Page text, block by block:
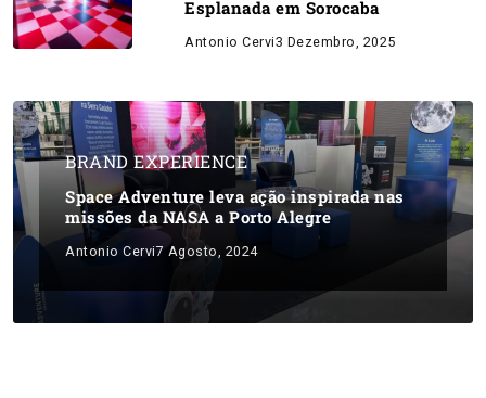
Esplanada em Sorocaba
Antonio Cervi3 Dezembro, 2025
BRAND EXPERIENCE
Space Adventure leva ação inspirada nas
missões da NASA a Porto Alegre
Antonio Cervi7 Agosto, 2024